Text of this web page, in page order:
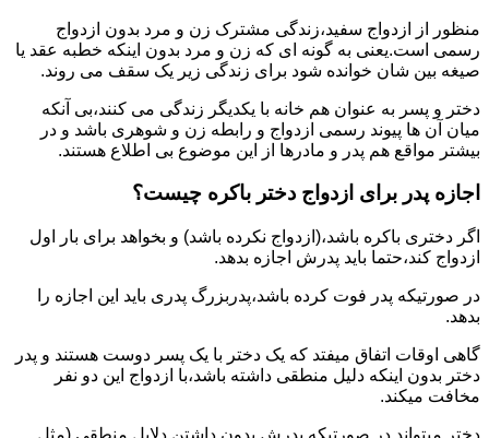
منظور از ازدواج سفید،زندگی مشترک زن و مرد بدون ازدواج
رسمی است.یعنی به گونه ای که زن و مرد بدون اینکه خطبه عقد یا
صیغه بین شان خوانده شود برای زندگی زیر یک سقف می روند.
دختر و پسر به عنوان هم خانه با یکدیگر زندگی می کنند،بی آنکه
میان آن ها پیوند رسمی ازدواج و رابطه زن و شوهری باشد و در
بیشتر مواقع هم پدر و مادرها از این موضوع بی اطلاع هستند.
اجازه پدر برای ازدواج دختر باکره چیست؟
اگر دختری باکره باشد،(ازدواج نکرده باشد) و بخواهد برای بار اول
ازدواج کند،حتما باید پدرش اجازه بدهد.
در صورتیکه پدر فوت کرده باشد،پدربزرگ پدری باید این اجازه را
بدهد.
گاهی اوقات اتفاق میفتد که یک دختر با یک پسر دوست هستند و پدر
دختر بدون اینکه دلیل منطقی داشته باشد،با ازدواج این دو نفر
مخافت میکند.
دختر میتواند در صورتیکه پدرش بدون داشتن دلایل منطقی (مثل